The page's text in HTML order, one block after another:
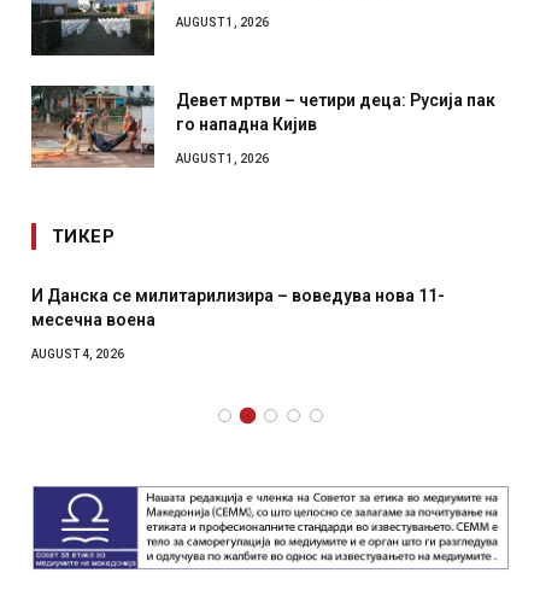
AUGUST 1, 2026
Девет мртви – четири деца: Русија пак
го нападна Кијив
AUGUST 1, 2026
ТИКЕР
И Данска се милитарилизира – воведува нова 11-
месечна воена
AUGUST 4, 2026